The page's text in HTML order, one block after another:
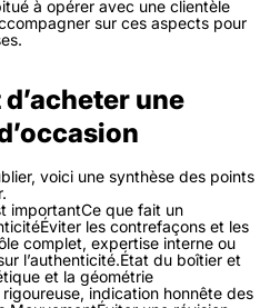
à opérer avec une clientèle
sur ces aspects pour
une
voici une synthèse des points
importantCe que fait un
les contrefaçons et les
complet, expertise interne ou
l’authenticité.État du boîtier et
et la géométrie
indication honnête des